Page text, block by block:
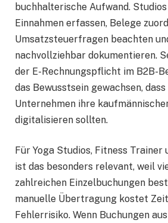
buchhalterische Aufwand.
Einnahmen erfassen, Belege
Umsatzsteuerfragen beachten
nachvollziehbar dokumentieren.
der E-Rechnungspflicht im B2B-
das Bewusstsein gewachsen,
Unternehmen ihre
digitalisieren sollten.
Für Yoga Studios, Fitness Trainer
ist das besonders relevant, weil
zahlreichen Einzelbuchungen
manuelle Übertragung kostet
Fehlerrisiko. Wenn Buchungen